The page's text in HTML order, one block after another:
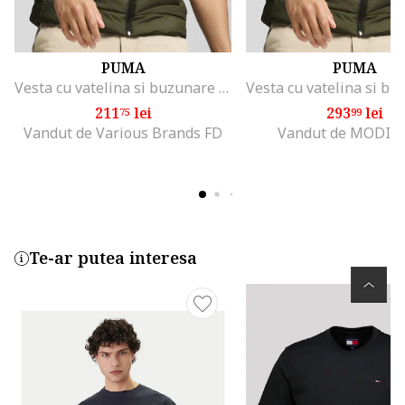
PUMA
Vesta cu vatelina si buzunare cu fermoar Essentials, Verde
21175lei
Vandut de Various Brands FD
PUMA
29399lei
Vandut de
Te-ar putea interesa